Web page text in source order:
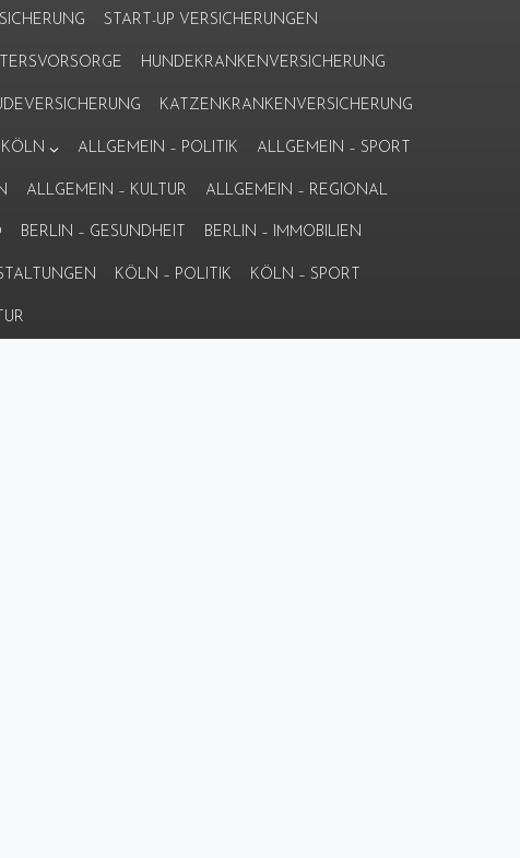
START-UP VERSICHERUNGEN
HUNDEKRANKENVERSICHERUNG
KATZENKRANKENVERSICHERUNG
KÖLN ALLGEMEIN – POLITIK ALLGEMEIN – SPORT
ALLGEMEIN – KULTUR ALLGEMEIN – REGIONAL
BERLIN – GESUNDHEIT BERLIN – IMMOBILIEN
KÖLN – POLITIK KÖLN – SPORT